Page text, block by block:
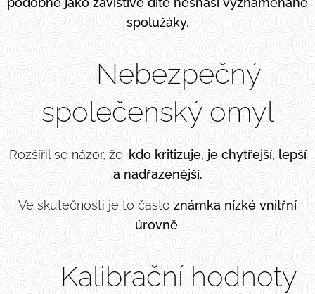
spolužáky.
⚠️ Nebezpečný
společenský omyl
Rozšířil se názor, že: kdo kritizuje, je chytřejší, lepší
a nadřazenější.
Ve skutečnosti je to často známka nízké vnitřní
úrovně.
📊 Kalibrační hodnoty